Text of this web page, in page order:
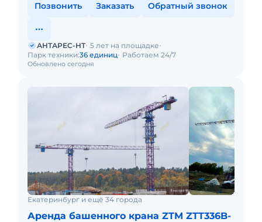
Позвонить Заказать Обратный звонок
Обновлено сегодня
АНТАРЕС-НТ 5 лет на площадке
Парк техники:36 единиц Работаем 24/7
Екатеринбург и ещё 34 города
Аренда башенного крана ZTM ZTT336B-